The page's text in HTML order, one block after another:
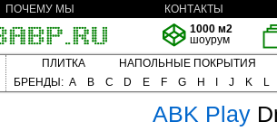
ПОЧЕМУ МЫ
КОНТАКТЫ
1000 м2
шоурум
ПЛИТКА
НАПОЛЬНЫЕ ПОКРЫТИЯ
БРЕНДЫ: A B C D E F G H J K L
ABK Play